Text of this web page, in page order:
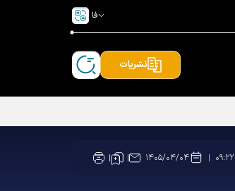
فا
نشریات
۰۹:۲۲ ۱۴۰۵/۰۴/۰۴